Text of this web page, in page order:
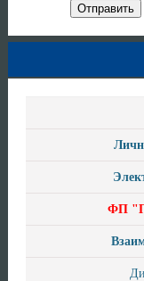
Отправить
ФП